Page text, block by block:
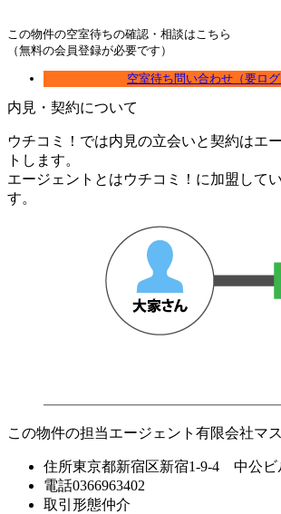
この物件の空室待ちの確認・相談はこちら
（無料の会員登録が必要です）
空室待ち問い合わせ（要ログ
内見・契約について
ウチコミ！では内見の立会いと契約はエ
トします。
エージェントとはウチコミ！に加盟して
す。
この物件の担当エージェント 有限会社マ
住所東京都新宿区新宿1-9-4 中公ビ
電話0366963402
取引形態仲介